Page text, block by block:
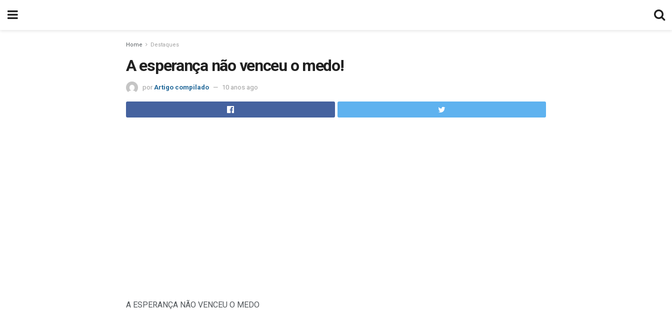
Home Destaques
A esperança não venceu o medo!
por Artigo compilado 10 anos ago
A ESPERANÇA NÃO VENCEU O MEDO